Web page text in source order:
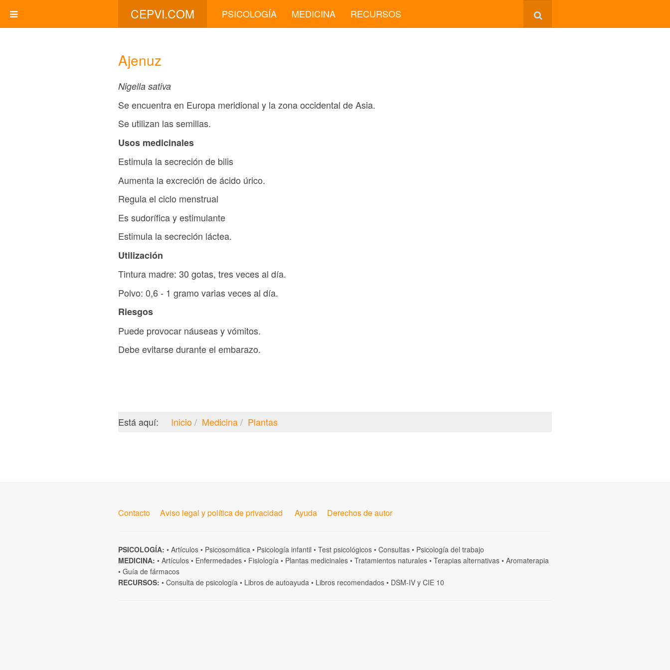
CEPVI.COM PSICOLOGÍA MEDICINA RECURSOS
Ajenuz
Nigella sativa
Se encuentra en Europa meridional y la zona occidental de Asia.
Se utilizan las semillas.
Usos medicinales
Estimula la secreción de bilis
Aumenta la excreción de ácido úrico.
Regula el ciclo menstrual
Es sudorífica y estimulante
Estimula la secreción láctea.
Utilización
Tintura madre: 30 gotas, tres veces al día.
Polvo: 0,6 - 1 gramo varias veces al día.
Riesgos
Puede provocar náuseas y vómitos.
Debe evitarse durante el embarazo.
Está aquí: Inicio Medicina Plantas
Contacto Aviso legal y política de privacidad Ayuda Derechos de autor
PSICOLOGÍA: • Artículos • Psicosomática • Psicología infantil • Test psicológicos • Consultas • Psicología del trabajo
MEDICINA: • Artículos • Enfermedades • Fisiología • Plantas medicinales • Tratamientos naturales • Terapias alternativas • Aromaterapia
• Guía de fármacos
RECURSOS: • Consulta de psicología • Libros de autoayuda • Libros recomendados • DSM-IV y CIE 10